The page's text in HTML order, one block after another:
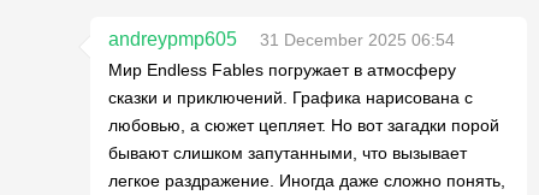
andreypmp605
31 December 2025 06:54
Мир Endless Fables погружает в атмосферу
сказки и приключений. Графика нарисована с
любовью, а сюжет цепляет. Но вот загадки порой
бывают слишком запутанными, что вызывает
легкое раздражение. Иногда даже сложно понять,